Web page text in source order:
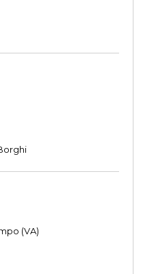
(VA)